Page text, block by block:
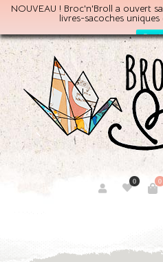
NOUVEAU ! Broc'n'Broll a ouvert
livres-sacoches uniques
Par
0
0